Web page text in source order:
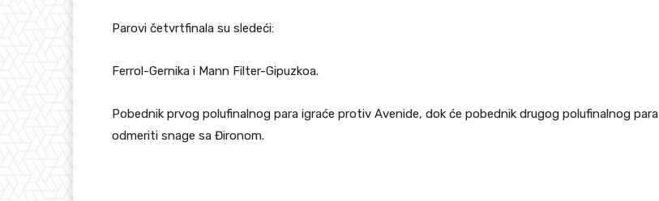
Parovi četvrtfinala su sledeći:
Ferrol-Gernika i Mann Filter-Gipuzkoa.
Pobednik prvog polufinalnog para igraće protiv Avenide, dok će pobednik drugog polufinalnog para
odmeriti snage sa Đironom.